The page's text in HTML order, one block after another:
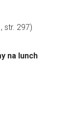
297)
na lunch